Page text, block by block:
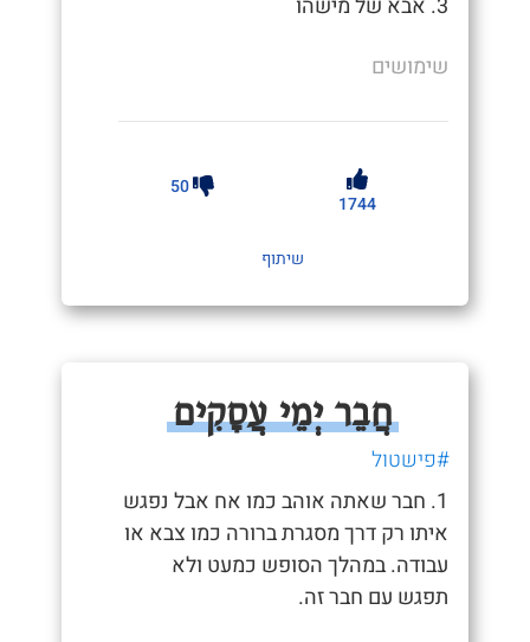
שימושים
1744
50
שיתוף
חֲבֵר יְמֵי עֲסָקִים
#פישטול
1. חבר שאתה אוהב כמו אח אבל נפגש
איתו רק דרך מסגרת ברורה כמו צבא או
עבודה. במהלך הסופש כמעט ולא
תפגש עם חבר זה.